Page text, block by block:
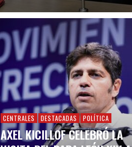
CENTRALES DESTACADAS POLÍTICA
AXEL KICILLOF CELEBRÓ LA